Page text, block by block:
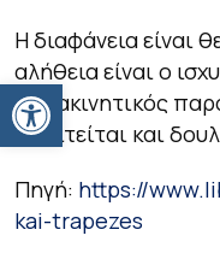
Ανοίξτε τη γραμμή εργαλείων
Η διαφάνεια είναι
αλήθεια είναι ο
παρακινητικός
απαιτείται και
Πηγή: https://
kai-trapezes